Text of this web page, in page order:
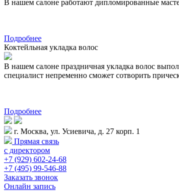
В нашем салоне работают дипломированные
Подробнее
Коктейльная укладка волос
В нашем салоне праздничная укладка волос
специалист непременно сможет сотворить
Подробнее
г. Москва, ул. Усиевича, д. 27 корп. 1
Прямая связь
с директором
+7 (929) 602-24-68
+7 (495) 99-546-88
Заказать звонок
Онлайн запись